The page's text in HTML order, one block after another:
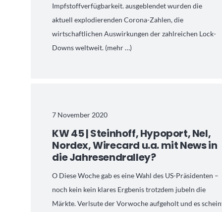
Impfstoffverfügbarkeit. ausgeblendet wurden die
aktuell explodierenden Corona-Zahlen, die
wirtschaftlichen Auswirkungen der zahlreichen Lock-
Downs weltweit. (mehr …)
7 November 2020
KW 45 | Steinhoff, Hypoport, Nel,
Nordex, Wirecard u.a. mit News in
die Jahresendralley?
O Diese Woche gab es eine Wahl des US-Präsidenten –
noch kein kein klares Ergbenis trotzdem jubeln die
Märkte. Verlsute der Vorwoche aufgeholt und es